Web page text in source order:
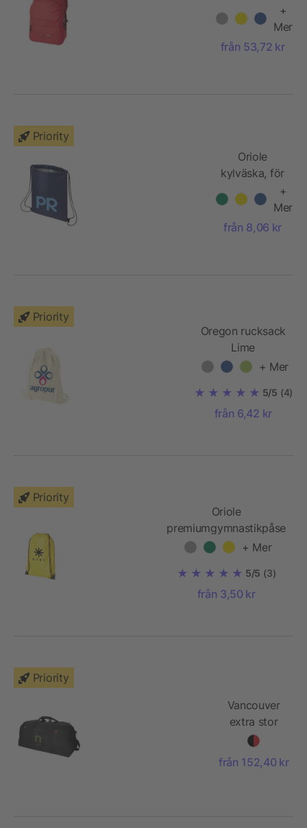
+
Mer
från 53,72 kr
Priority
Oriole
kylväska, för
med dragsko
+
Mer
från 8,06 kr
Priority
Oregon rucksack
Lime
+ Mer
5/5 (4)
från 6,42 kr
Priority
Oriole
premiumgymnastikpåse
+ Mer
5/5 (3)
från 3,50 kr
Priority
Vancouver
extra stor
weekendbag
från 152,40 kr